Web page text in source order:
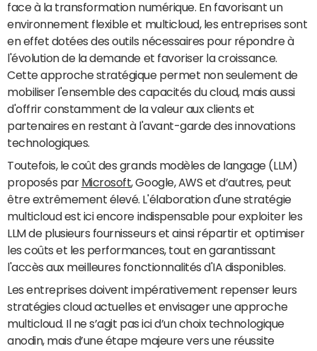
face à la transformation numérique. En favorisant un
environnement flexible et multicloud, les entreprises sont
en effet dotées des outils nécessaires pour répondre à
l'évolution de la demande et favoriser la croissance.
Cette approche stratégique permet non seulement de
mobiliser l'ensemble des capacités du cloud, mais aussi
d'offrir constamment de la valeur aux clients et
partenaires en restant à l'avant-garde des innovations
technologiques.
Toutefois, le coût des grands modèles de langage (LLM)
proposés par Microsoft, Google, AWS et d’autres, peut
être extrêmement élevé. L'élaboration d'une stratégie
multicloud est ici encore indispensable pour exploiter les
LLM de plusieurs fournisseurs et ainsi répartir et optimiser
les coûts et les performances, tout en garantissant
l'accès aux meilleures fonctionnalités d'IA disponibles.
Les entreprises doivent impérativement repenser leurs
stratégies cloud actuelles et envisager une approche
multicloud. Il ne s’agit pas ici d’un choix technologique
anodin, mais d’une étape majeure vers une réussite